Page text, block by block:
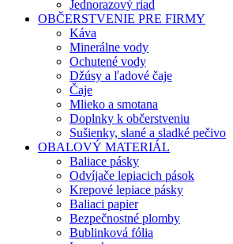
Jednorazový riad
OBČERSTVENIE PRE FIRMY
Káva
Minerálne vody
Ochutené vody
Džúsy a ľadové čaje
Čaje
Mlieko a smotana
Doplnky k občerstveniu
Sušienky, slané a sladké pečivo
OBALOVÝ MATERIÁL
Baliace pásky
Odvíjače lepiacich pások
Krepové lepiace pásky
Baliaci papier
Bezpečnostné plomby
Bublinková fólia